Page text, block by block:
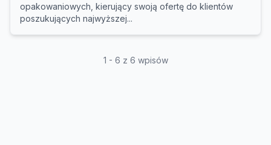
opakowaniowych, kierujący swoją ofertę do klientów
poszukujących najwyższej...
1 - 6 z 6 wpisów